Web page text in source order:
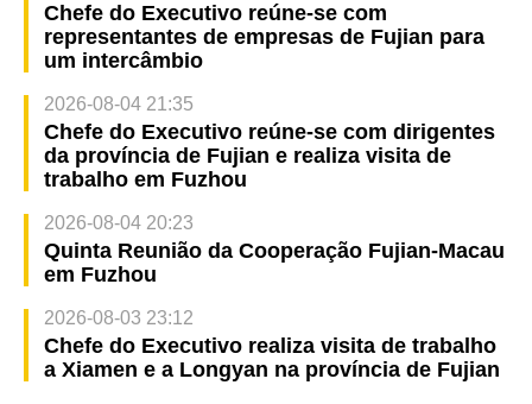
Chefe do Executivo reúne-se com
representantes de empresas de Fujian para
um intercâmbio
2026-08-04 21:35
Chefe do Executivo reúne-se com dirigentes
da província de Fujian e realiza visita de
trabalho em Fuzhou
2026-08-04 20:23
Quinta Reunião da Cooperação Fujian-Macau
em Fuzhou
2026-08-03 23:12
Chefe do Executivo realiza visita de trabalho
a Xiamen e a Longyan na província de Fujian